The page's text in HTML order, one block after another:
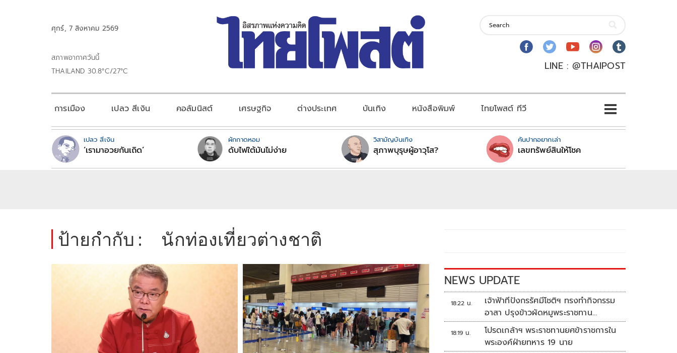
ศุกร์, 7 สิงหาคม 2569
สภาพอากาศวันนี้
THAILAND 30.8°C/27°C
LINE : @THAIPOST
การเมือง เปลว สีเงิน คอลัมนิสต์ เศรษฐกิจ ต่างประเทศ บันเทิง หนังสือพิมพ์ ไทยโพสต์ ทีวี
เปลว สีเงิน
‘เรามาอวยกันเถิด’
ผักกาดหอม
ดับไฟใต้มันไม่ง่าย
วิสามัญบันเทิง
สุภาพบุรุษผู้อาวุโส?
คันปากอยากเล่า
เลขทรัพย์สินให้โชค
ป้ายกำกับ : นักท่องเที่ยวต่างชาติ
NEWS UPDATE
18:22 น.
เจ้าฟ้าทีปังกรรัศมีโชติฯ ทรงทำกิจกรรม
อาสา ปรุงข้าวผัดหมูพระราชทาน
ประชาชน
18:19 น.
โปรดเกล้าฯ พระราชทานยศข้าราชการใน
พระองค์ฝ่ายทหาร 19 นาย